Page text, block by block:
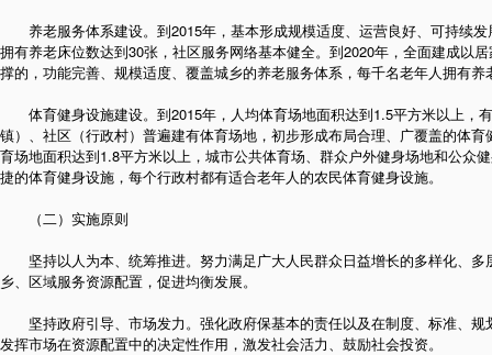
养老服务体系建设。到2015年，基本形成规模适度、运营良好、可持续发
拥有养老床位数达到30张，社区服务网络基本健全。到2020年，全面建成以
撑的，功能完善、规模适度、覆盖城乡的养老服务体系，每千名老年人拥有养
体育健身设施建设。到2015年，人均体育场地面积达到1.5平方米以上，
镇）、社区（行政村）普遍建有体育场地，初步形成布局合理、广覆盖的体
育场地面积达到1.8平方米以上，城市公共体育场、群众户外健身场地和公众
捷的体育健身设施，每个行政村都有适合老年人的农民体育健身设施。
（二）实施原则
坚持以人为本、统筹推进。努力满足广大人民群众日益增长的多样化、多
乡、区域服务资源配置，促进均衡发展。
坚持政府引导、市场发力。强化政府保基本的责任以及在制度、标准、规
发挥市场在资源配置中的决定性作用，激发社会活力、鼓励社会投资。